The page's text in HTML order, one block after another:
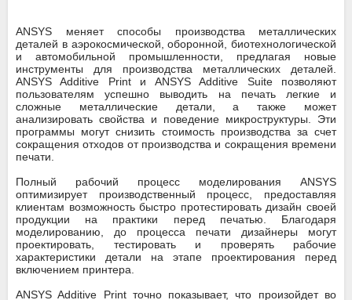
ANSYS меняет способы производства металлических
деталей в аэрокосмической, оборонной, биотехнологической
и автомобильной промышленности, предлагая новые
инструменты для производства металлических деталей.
ANSYS Additive Print и ANSYS Additive Suite позволяют
пользователям успешно выводить на печать легкие и
сложные металлические детали, а также может
анализировать свойства и поведение микроструктуры. Эти
программы могут снизить стоимость производства за счет
сокращения отходов от производства и сокращения времени
печати.
Полный рабочий процесс моделирования ANSYS
оптимизирует производственный процесс, предоставляя
клиентам возможность быстро протестировать дизайн своей
продукции на практики перед печатью. Благодаря
моделированию, до процесса печати дизайнеры могут
проектировать, тестировать и проверять рабочие
характеристики детали на этапе проектирования перед
включением принтера.
ANSYS Additive Print точно показывает, что произойдет во